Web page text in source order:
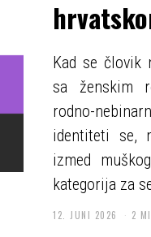
Kad se človik
sa ženskim
rodno-
identiteti se,
izmed
kategorija za
12. JUNI 2026 2